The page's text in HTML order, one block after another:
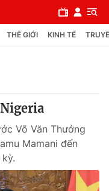
THẾ GIỚI KINH TẾ
Võ Văn Thưởng
Mamani đến